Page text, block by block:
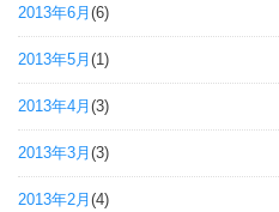
2013年6月 (6)
2013年5月 (1)
2013年4月 (3)
2013年3月 (3)
2013年2月 (4)